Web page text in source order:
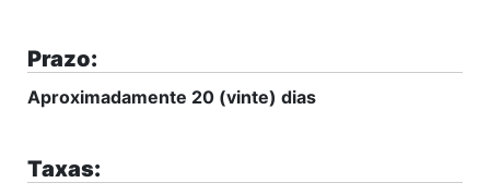
Prazo:
Aproximadamente 20 (vinte) dias
Taxas: